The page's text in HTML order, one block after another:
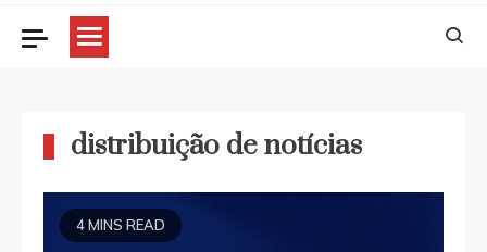
distribuição de notícias
4 MINS READ